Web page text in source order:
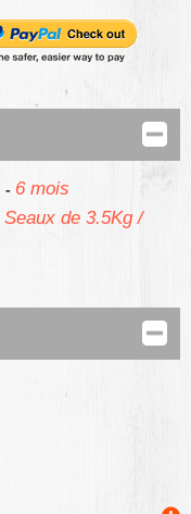
- 6 mois
de 3.5Kg /